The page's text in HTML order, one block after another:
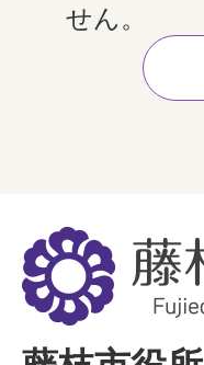
せん。
藤
枝
市
Fujieda